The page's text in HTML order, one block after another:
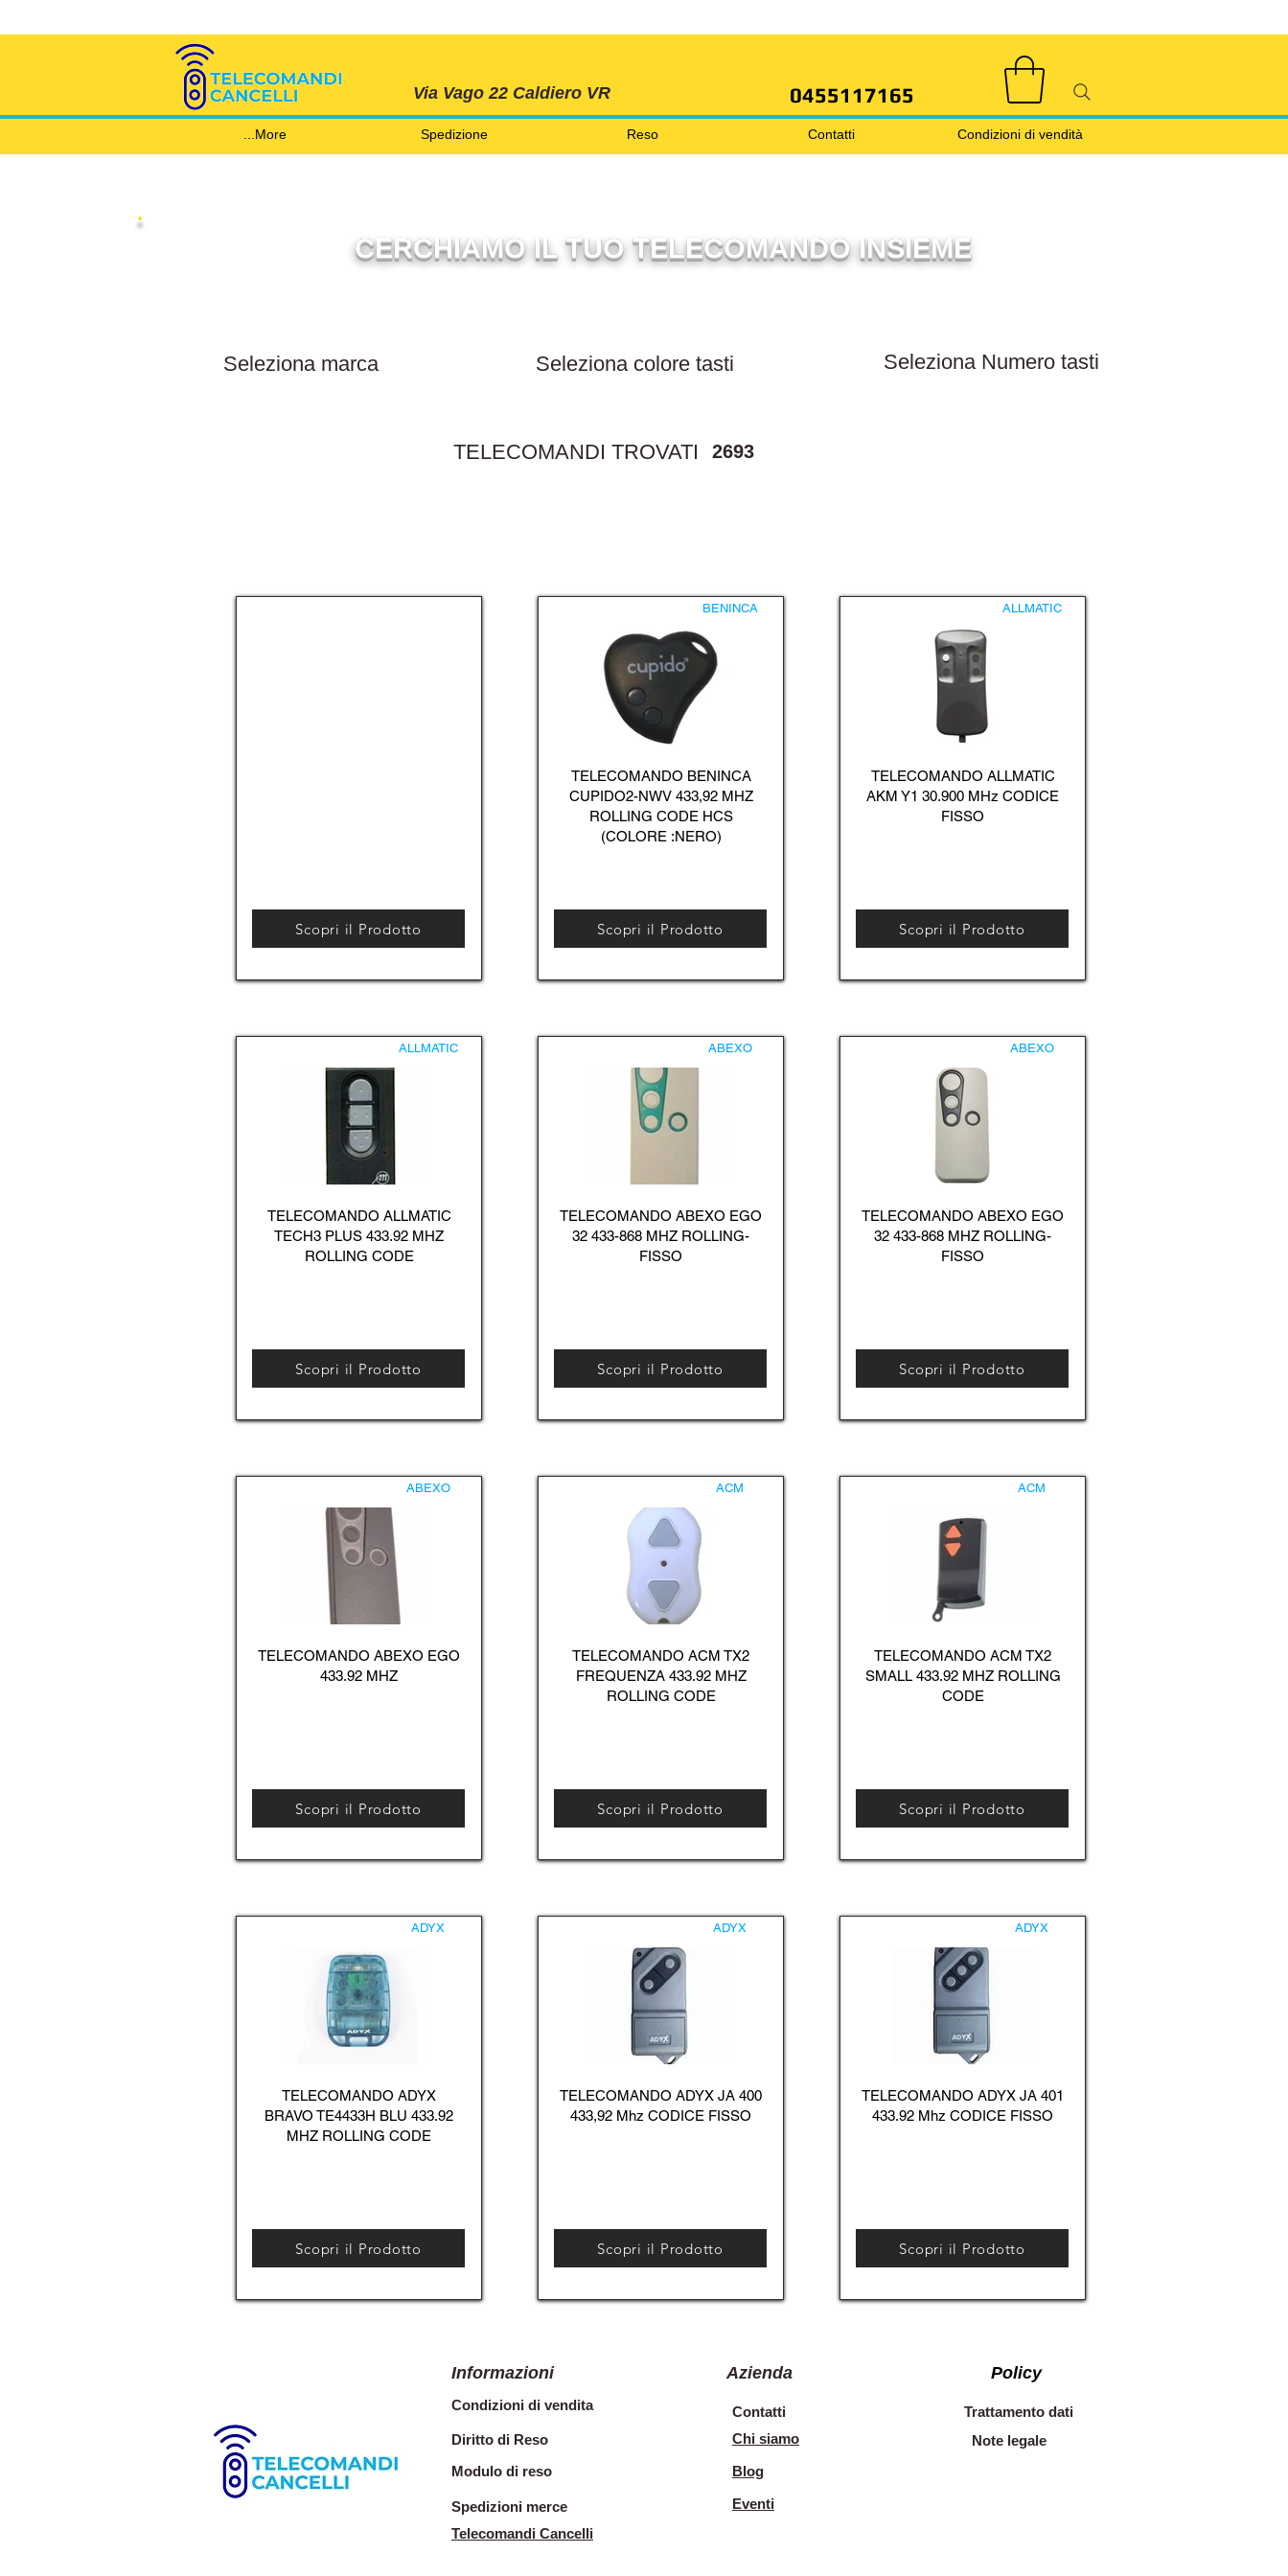
Via Vago 22 Caldiero VR 0455117165
Condizioni di vendità
Contatti
Reso
Spedizione
More...
CERCHIAMO IL TUO TELECOMANDO INSIEME
TELECOMANDI TROVATI 2693
Scopri il Prodotto
ALLMATIC
TELECOMANDO ALLMATIC
TECH3 PLUS 433.92 MHZ
ROLLING CODE
Scopri il Prodotto
ABEXO
TELECOMANDO ABEXO EGO
433.92 MHZ
Scopri il Prodotto
ADYX
TELECOMANDO ADYX
BRAVO TE4433H BLU 433.92
MHZ ROLLING CODE
Scopri il Prodotto
BENINCA
TELECOMANDO BENINCA
CUPIDO2-NWV 433,92 MHZ
ROLLING CODE HCS
(COLORE :NERO)
Scopri il Prodotto
ABEXO
TELECOMANDO ABEXO EGO
32 433-868 MHZ ROLLING-
FISSO
Scopri il Prodotto
ACM
TELECOMANDO ACM TX2
FREQUENZA 433.92 MHZ
ROLLING CODE
Scopri il Prodotto
ADYX
TELECOMANDO ADYX JA 400
433,92 Mhz CODICE FISSO
Scopri il Prodotto
ALLMATIC
TELECOMANDO ALLMATIC
AKM Y1 30.900 MHz CODICE
FISSO
Scopri il Prodotto
ABEXO
TELECOMANDO ABEXO EGO
32 433-868 MHZ ROLLING-
FISSO
Scopri il Prodotto
ACM
TELECOMANDO ACM TX2
SMALL 433.92 MHZ ROLLING
CODE
Scopri il Prodotto
ADYX
TELECOMANDO ADYX JA 401
433.92 Mhz CODICE FISSO
Scopri il Prodotto
Informazioni
Condizioni di vendita
Diritto di Reso
Modulo di reso
Spedizioni merce
Telecomandi Cancelli
Azienda
Contatti
Chi siamo
Blog
Eventi
Policy
Trattamento dati
Note legale